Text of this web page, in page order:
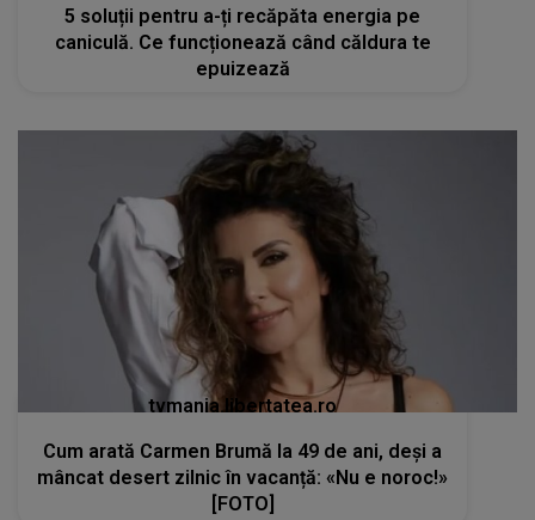
5 soluții pentru a-ți recăpăta energia pe
caniculă. Ce funcționează când căldura te
epuizează
tvmania.libertatea.ro
Cum arată Carmen Brumă la 49 de ani, deși a
mâncat desert zilnic în vacanță: «Nu e noroc!»
[FOTO]